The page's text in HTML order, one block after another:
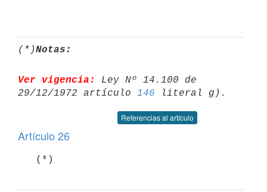
(*)Notas:
Ver vigencia:
Ley Nº 14.100 de
29/12/1972 artículo 146
Referencias al artículo
Artículo 26